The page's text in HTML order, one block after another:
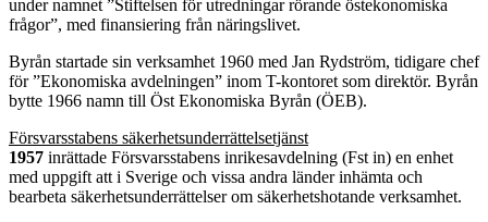
under namnet ”Stiftelsen för utredningar rörande östekonomiska
frågor”, med finansiering från näringslivet.
Byrån startade sin verksamhet 1960 med Jan Rydström, tidigare chef
för ”Ekonomiska avdelningen” inom T-kontoret som direktör. Byrån
bytte 1966 namn till Öst Ekonomiska Byrån (ÖEB).
Försvarsstabens säkerhetsunderrättelsetjänst
1957 inrättade Försvarsstabens inrikesavdelning (Fst in) en enhet
med uppgift att i Sverige och vissa andra länder inhämta och
bearbeta säkerhetsunderrättelser om säkerhetshotande verksamhet.